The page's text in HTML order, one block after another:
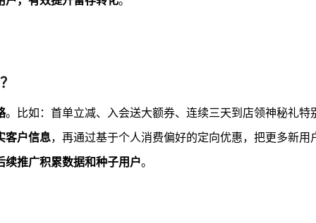
。比如：首单立减、入会送大额券、连续三天到店领神秘礼特
客户信息，再通过基于个人消费偏好的定向优惠，把更多新用
推广积累数据和种子用户。